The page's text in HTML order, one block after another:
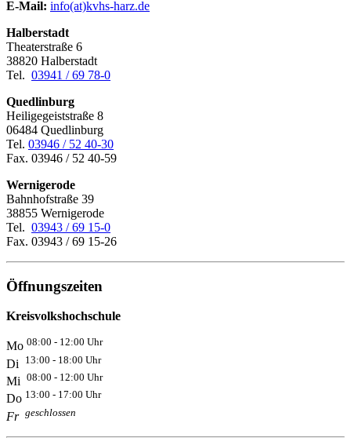
E-Mail: info(at)kvhs-harz.de
Halberstadt
Theaterstraße 6
38820 Halberstadt
Tel. 03941 / 69 78-0
Quedlinburg
Heiligegeiststraße 8
06484 Quedlinburg
Tel. 03946 / 52 40-30
Fax. 03946 / 52 40-59
Wernigerode
Bahnhofstraße 39
38855 Wernigerode
Tel. 03943 / 69 15-0
Fax. 03943 / 69 15-26
Öffnungszeiten
Kreisvolkshochschule
Mo 08:00 - 12:00 Uhr
Di 13:00 - 18:00 Uhr
Mi 08:00 - 12:00 Uhr
Do 13:00 - 17:00 Uhr
Fr geschlossen